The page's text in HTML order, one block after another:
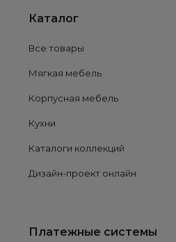
Каталог
Все товары
Мягкая мебель
Корпусная мебель
Кухни
Каталоги коллекций
Дизайн-проект онлайн
Платежные системы